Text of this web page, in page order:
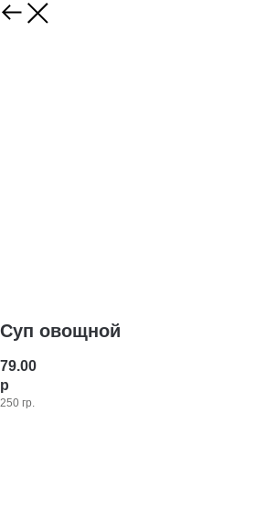
Суп овощной
79.00
р
250 гр.